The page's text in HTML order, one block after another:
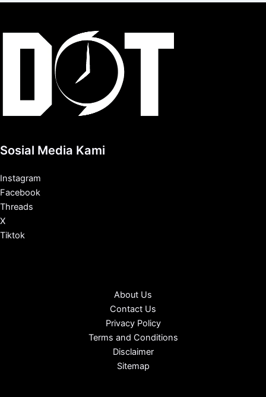
Sosial Media Kami
Instagram
Facebook
Threads
X
Tiktok
About Us
Contact Us
Privacy Policy
Terms and Conditions
Disclaimer
Sitemap